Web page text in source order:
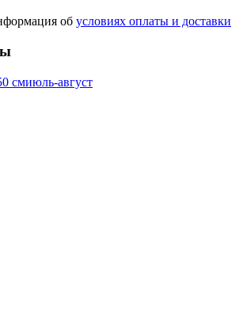
об условиях оплаты и доставки
смиюль-август